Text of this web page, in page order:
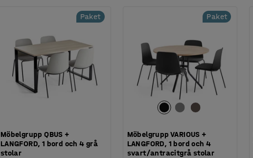
Paket
Möbelgrupp QBUS +
LANGFORD, 1 bord och 4 grå
stolar
Paket
Möbelgrupp VARIOUS +
LANGFORD, 1 bord och 4
svart/antracitgrå stolar